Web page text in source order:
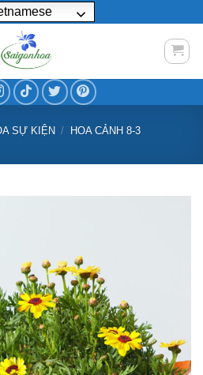
SỰ KIỆN / HOA CẢNH 8-3